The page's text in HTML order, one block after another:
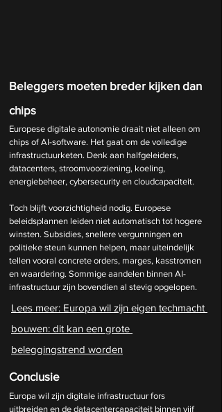
Beleggers moeten breder kijken dan
chips
Europese digitale autonomie draait niet alleen om
chips of AI-software. Het gaat om de volledige
infrastructuurketen. Denk aan halfgeleiders,
datacenters, stroomvoorziening, koeling,
energiebeheer, cybersecurity en cloudcapaciteit.
Toch blijft voorzichtigheid nodig. Europese
beleidsplannen leiden niet automatisch tot hogere
winsten. Subsidies, snellere vergunningen en
politieke steun kunnen helpen, maar uiteindelijk
tellen vooral concrete orders, marges, kasstromen
en waardering. Sommige aandelen binnen AI-
infrastructuur zijn bovendien al stevig opgelopen.
Lees meer: Europa wil zijn eigen techmacht
bouwen: dit kan een grote
beleggingstrend worden
Conclusie
Europa wil zijn digitale infrastructuur fors
uitbreiden en de datacentercapaciteit binnen vijf